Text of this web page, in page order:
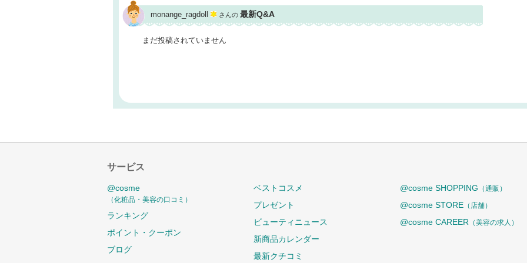
monange_ragdoll さんの 最新Q&A
まだ投稿されていません
サービス
@cosme
（化粧品・美容の口コミ）
ランキング
ポイント・クーポン
ブログ
ベストコスメ
プレゼント
ビューティニュース
新商品カレンダー
最新クチコミ
@cosme SHOPPING （通販）
@cosme STORE （店舗）
@cosme CAREER （美容の求人）